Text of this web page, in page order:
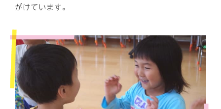
がけています。